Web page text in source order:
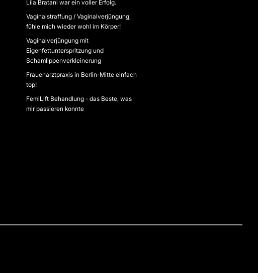
Lila Bratani war ein voller Erfolg.
Vaginalstraffung / Vaginalverjüngung,
fühle mich wieder wohl im Körper!
Vaginalverjüngung mit
Eigenfettunterspritzung und
Schamlippenverkleinerung
Frauenarztpraxis in Berlin-Mitte einfach
top!
FemiLift Behandlung - das Beste, was
mir passieren konnte